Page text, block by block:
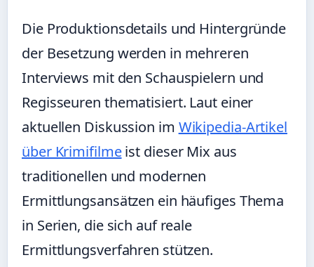
Die Produktionsdetails und Hintergründe
der Besetzung werden in mehreren
Interviews mit den Schauspielern und
Regisseuren thematisiert. Laut einer
aktuellen Diskussion im Wikipedia-Artikel
über Krimifilmeist dieser Mix aus
traditionellen und modernen
Ermittlungsansätzen ein häufiges Thema
in Serien, die sich auf reale
Ermittlungsverfahren stützen.